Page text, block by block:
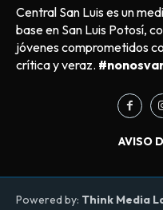
Central San Luis es un
base en San Luis Potosí,
jóvenes comprometidos
crítica y veraz.
AVISO
Powered by: Think Media